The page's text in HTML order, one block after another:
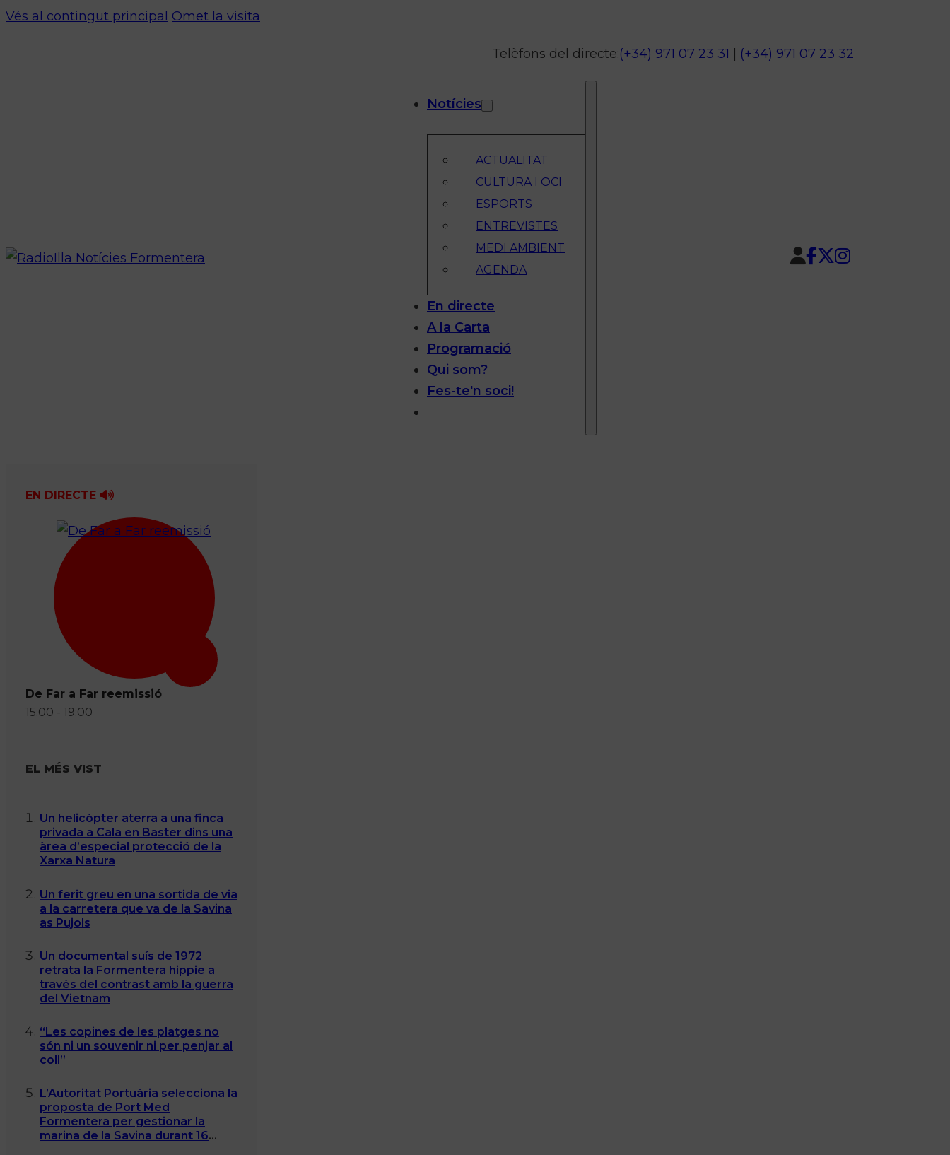
Vés al contingut principal Omet la visita
Telèfons del directe:(+34) 971 07 23 31 (+34) 971 07 23 32
Notícies
ACTUALITAT
CULTURA I OCI
ESPORTS
ENTREVISTES
MEDI AMBIENT
AGENDA
En directe
A la Carta
Programació
Qui som?
Fes-te'n soci!
EN DIRECTE
De Far a Far reemissió
15:00 - 19:00
EL MÉS VIST
Un helicòpter aterra a una finca
privada a Cala en Baster dins una
àrea d’especial protecció de la
Xarxa Natura
Un ferit greu en una sortida de via
a la carretera que va de la Savina
as Pujols
Un documental suís de 1972
retrata la Formentera hippie a
través del contrast amb la guerra
del Vietnam
“Les copines de les platges no
són ni un souvenir ni per penjar al
coll”
L’Autoritat Portuària selecciona la
proposta de Port Med
Formentera per gestionar la
marina de la Savina durant 16